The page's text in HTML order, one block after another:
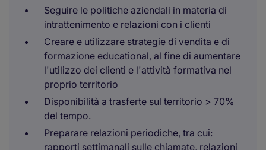
Seguire le politiche aziendali in materia di
intrattenimento e relazioni con i clienti
Creare e utilizzare strategie di vendita e di
formazione educational, al fine di aumentare
l'utilizzo dei clienti e l'attività formativa nel
proprio territorio
Disponibilità a trasferte sul territorio > 70%
del tempo.
Preparare relazioni periodiche, tra cui:
rapporti settimanali sulle chiamate, relazioni